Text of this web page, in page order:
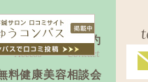
店舗案内
Access
ご予約
Contact
料健康美容相談会